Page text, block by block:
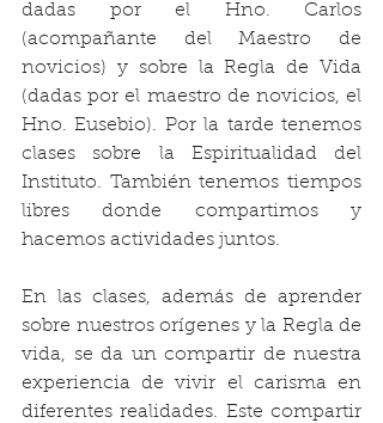
dadas por el Hno. Carlos
(acompañante del Maestro de
novicios) y sobre la Regla de Vida
(dadas por el maestro de novicios, el
Hno. Eusebio). Por la tarde tenemos
clases sobre la Espiritualidad del
Instituto. También tenemos tiempos
libres donde compartimos y
hacemos actividades juntos.
En las clases, además de aprender
sobre nuestros orígenes y la Regla de
vida, se da un compartir de nuestra
experiencia de vivir el carisma en
diferentes realidades. Este compartir